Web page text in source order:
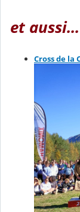
et aussi...
Cross de la